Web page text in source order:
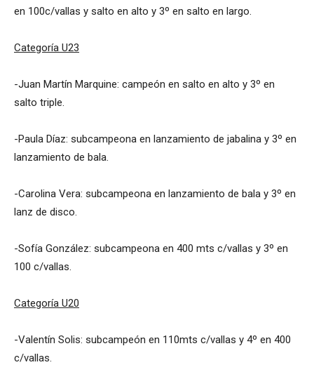
en 100c/vallas y salto en alto y 3º en salto en largo.
Categoría U23
-Juan Martín Marquine: campeón en salto en alto y 3º en
salto triple.
-Paula Díaz: subcampeona en lanzamiento de jabalina y 3º en
lanzamiento de bala.
-Carolina Vera: subcampeona en lanzamiento de bala y 3º en
lanz de disco.
-Sofía González: subcampeona en 400 mts c/vallas y 3º en
100 c/vallas.
Categoría U20
-Valentín Solis: subcampeón en 110mts c/vallas y 4º en 400
c/vallas.